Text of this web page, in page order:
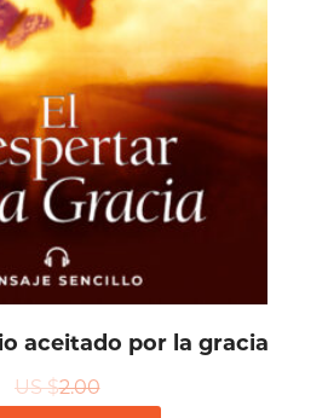
aceitado por la gracia
US $2.00